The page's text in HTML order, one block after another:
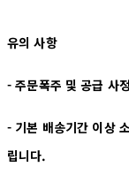
유의 사항
- 주문폭주 및 공급 사
- 기본 배송기간 이상
립니다.